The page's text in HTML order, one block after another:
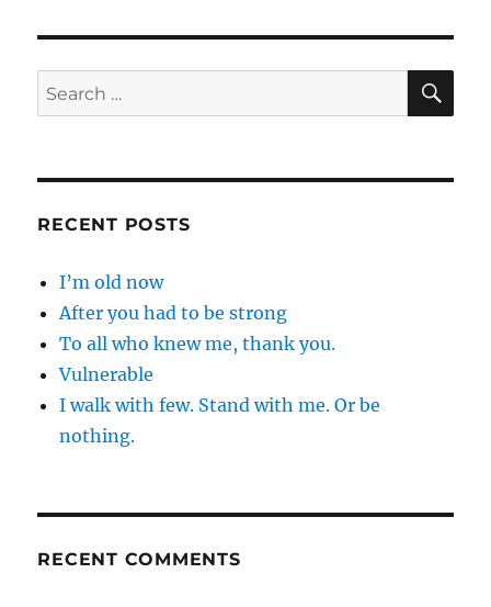
Search
for:
RECENT POSTS
I’m old now
After you had to be strong
To all who knew me, thank you.
Vulnerable
I walk with few. Stand with me. Or be
nothing.
RECENT COMMENTS